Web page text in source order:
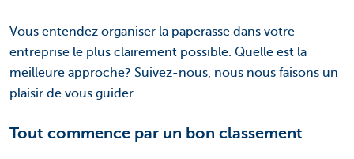
Vous entendez organiser la paperasse dans votre
entreprise le plus clairement possible. Quelle est la
meilleure approche? Suivez-nous, nous nous faisons un
plaisir de vous guider.
Tout commence par un bon classement